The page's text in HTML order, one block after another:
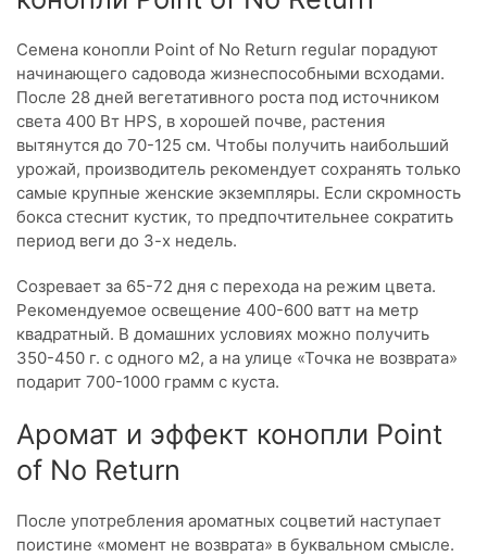
Семена конопли Point of No Return regular порадуют
начинающего садовода жизнеспособными всходами.
После 28 дней вегетативного роста под источником
света 400 Вт HPS, в хорошей почве, растения
вытянутся до 70-125 см. Чтобы получить наибольший
урожай, производитель рекомендует сохранять только
самые крупные женские экземпляры. Если скромность
бокса стеснит кустик, то предпочтительнее сократить
период веги до 3-х недель.
Созревает за 65-72 дня с перехода на режим цвета.
Рекомендуемое освещение 400-600 ватт на метр
квадратный. В домашних условиях можно получить
350-450 г. с одного м2, а на улице «Точка не возврата»
подарит 700-1000 грамм с куста.
Аромат и эффект конопли Point
of No Return
После употребления ароматных соцветий наступает
поистине «момент не возврата» в буквальном смысле.